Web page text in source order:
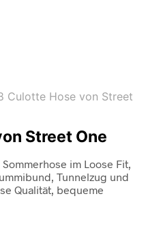
Culotte Hose von Street
Street One
im Loose Fit,
Tunnelzug und
Qualität, bequeme